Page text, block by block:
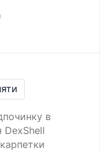
в
DexShell